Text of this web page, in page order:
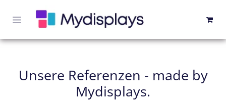
Unsere Referenzen - made by
Mydisplays.